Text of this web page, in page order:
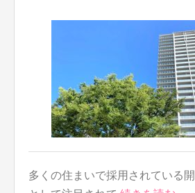
多くの住まいで採用されている